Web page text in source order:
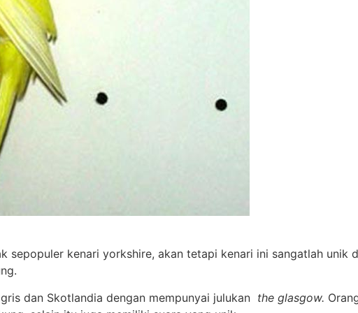
sepopuler kenari yorkshire, akan tetapi kenari ini sangatlah unik
dan Skotlandia dengan mempunyai julukan the glasgow.